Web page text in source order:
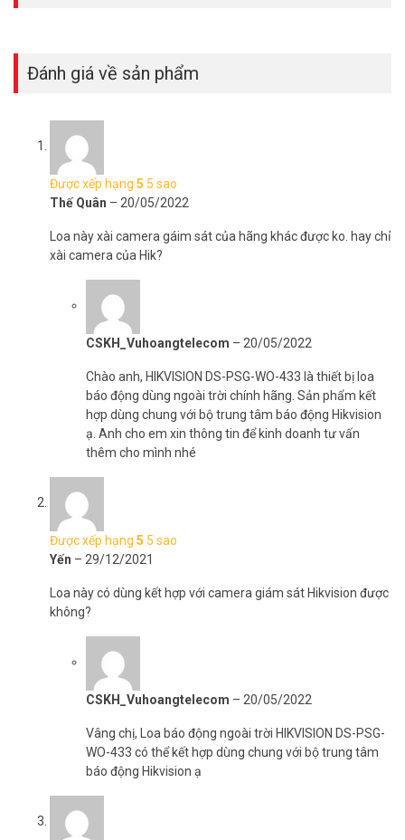
Đánh giá về sản phẩm
Được xếp hạng 5 5 sao
Thế Quân – 20/05/2022
Loa này xài camera gáim sát của hãng khác được ko. hay chỉ
xài camera của Hik?
CSKH_Vuhoangtelecom – 20/05/2022
Chào anh, HIKVISION DS-PSG-WO-433 là thiết bị loa
báo động dùng ngoài trời chính hãng. Sản phẩm kết
hợp dùng chung với bộ trung tâm báo động Hikvision
ạ. Anh cho em xin thông tin để kinh doanh tư vấn
thêm cho mình nhé
Được xếp hạng 5 5 sao
Yến – 29/12/2021
Loa này có dùng kết hợp với camera giám sát Hikvision được
không?
CSKH_Vuhoangtelecom – 20/05/2022
Vâng chị, Loa báo động ngoài trời HIKVISION DS-PSG-
WO-433 có thể kết hợp dùng chung với bộ trung tâm
báo động Hikvision ạ